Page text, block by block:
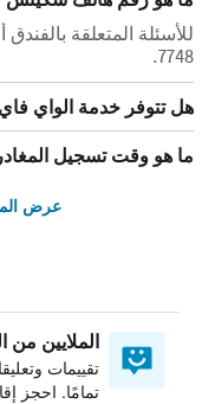
7748.
هل تتوفر خدمة الواي
ما هو وقت تسجيل
عرض
الملايين من
تقييمات
تمامًا. احجز